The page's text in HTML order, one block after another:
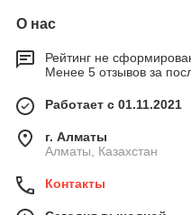
О нас
Рейтинг не
Менее 5 отзывов за
Работает с 01.11.2021
г. Алматы
Алматы, Казахстан
Контакты